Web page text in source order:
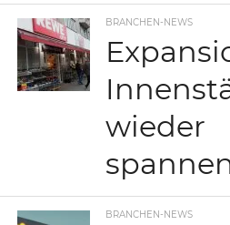
BRANCHEN-NEWS
wieder
BRANCHEN-NEWS